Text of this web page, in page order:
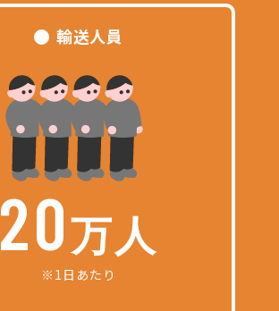
輸送人員
20万人
※1日あたり